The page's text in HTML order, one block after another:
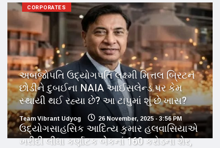
CORPORATES
અબજોપતિ ઉદ્યોગપતિ લક્ષ્મી મિત્તલ બ્રિટન
છોડીને દુબઈના NAIA આઈસલેન્ડ પર કેમ
સ્થાયી થઈ રહ્યા છે? આ ટાપુમાં શું છે ખાસ?
Team Vibrant Udyog 26 November, 2025 - 3:56 PM
ઉદ્યોગસાહસિક આદિત્ય કુમાર હલવાસિયાએ
ખરીદી લીધા કર્ણાટક બેેકનાં 160 કરોડના શેર,